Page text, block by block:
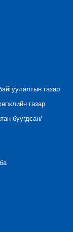
газар
газар
буугдсан/